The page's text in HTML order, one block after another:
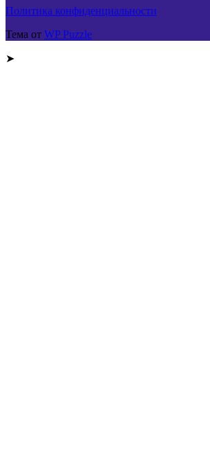
Политика конфиденциальности
Тема от WP Puzzle
➤